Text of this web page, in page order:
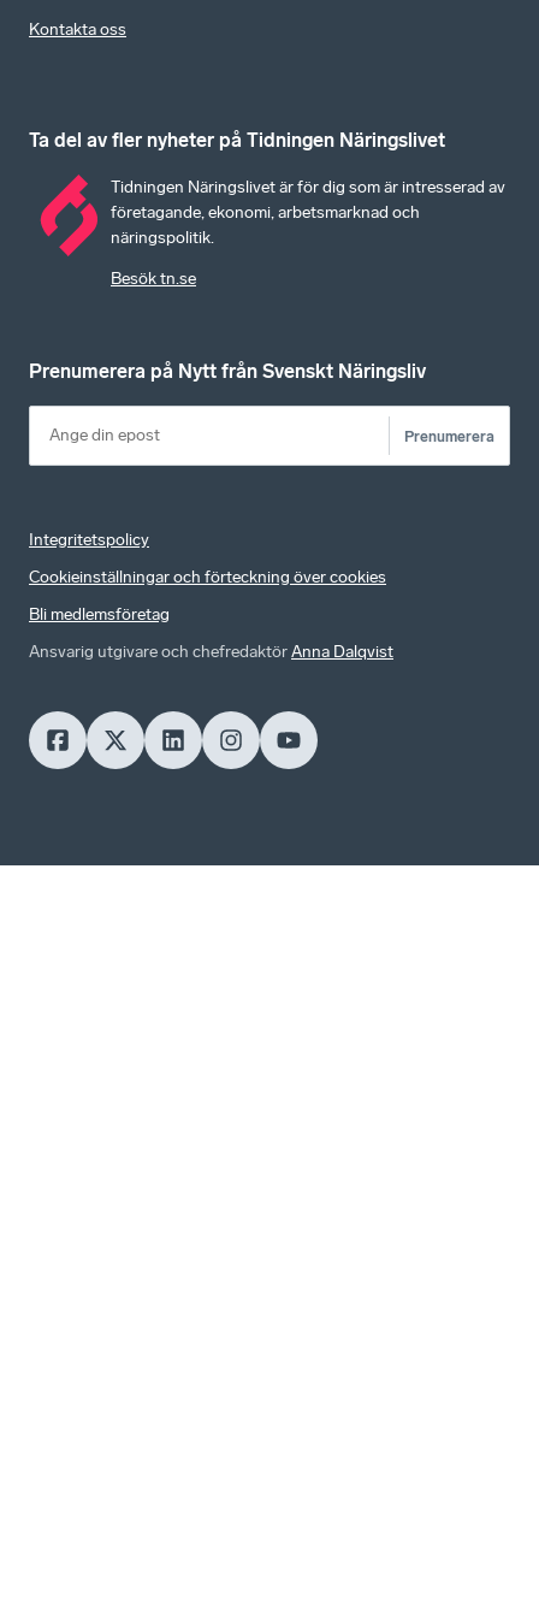
Kontakta oss
Ta del av fler nyheter på Tidningen Näringslivet
Tidningen Näringslivet är för dig som är intresserad av
företagande, ekonomi, arbetsmarknad och
näringspolitik.
Besök tn.se
Prenumerera på Nytt från Svenskt Näringsliv
Prenumerera
Integritetspolicy
Cookieinställningar och förteckning över cookies
Bli medlemsföretag
Ansvarig utgivare och chefredaktörAnna Dalqvist